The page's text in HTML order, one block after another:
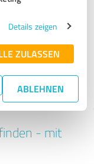
Details zeigen
ZULASSEN
ABLEHNEN
- mit